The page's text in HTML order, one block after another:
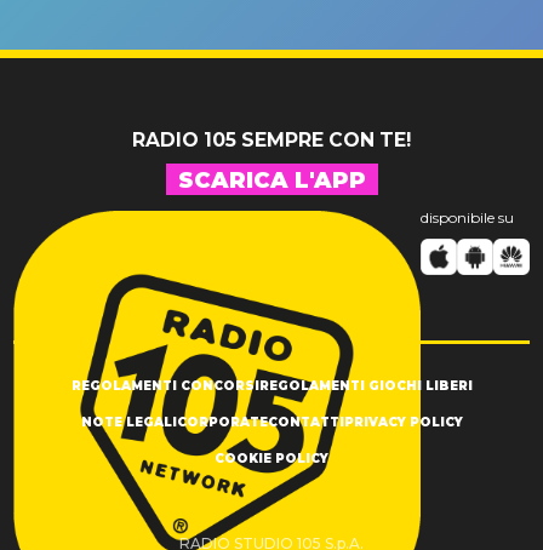
RADIO 105 SEMPRE CON TE!
SCARICA L'APP
disponibile su
REGOLAMENTI CONCORSIREGOLAMENTI GIOCHI LIBERI
NOTE LEGALICORPORATECONTATTIPRIVACY POLICY
COOKIE POLICY
RADIO STUDIO 105 S.p.A.